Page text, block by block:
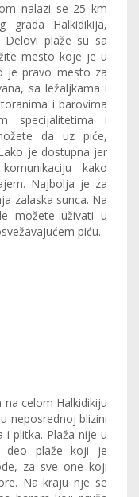
nalazi se 25 km
grada Halkidikija,
plaže su sa
mesto koje je u
je pravo mesto za
sa ležaljkama i
i barovima
specijalitetima i
da uz piće,
je dostupna jer
kako
Najbolja je za
zalaska sunca. Na
možete uživati u
piću.
celom Halkidikiju
neposrednoj blizini
i plitka. Plaža nije u
deo plaže koji je
za sve one koji
Na kraju nje se